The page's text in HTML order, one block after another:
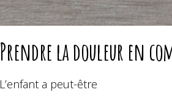
Prendre la douleur en
L’enfant a peut-être